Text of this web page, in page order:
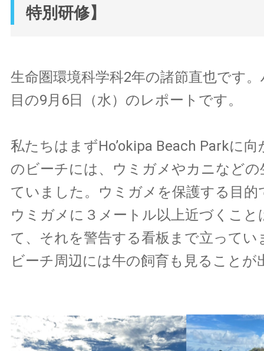
特別研修】
生命圏環境科学科2年の諸節直也です
目の9月6日（水）のレポートです。
私たちはまずHo’okipa Beach Parkに
のビーチには、ウミガメやカニなどの
ていました。ウミガメを保護する目的
ウミガメに３メートル以上近づくこと
て、それを警告する看板まで立ってい
ビーチ周辺には牛の飼育も見ることが